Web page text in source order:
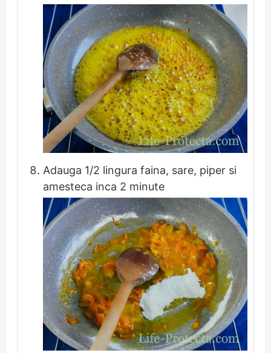
Adauga 1/2 lingura faina, sare, piper si
amesteca inca 2 minute